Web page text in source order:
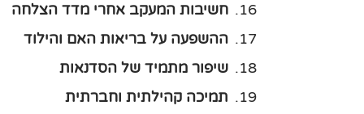
חשיבות המעקב אחרי מדד הצלחה
ההשפעה על בריאות האם והילוד
שיפור מתמיד של הסדנאות
תמיכה קהילתית וחברתית